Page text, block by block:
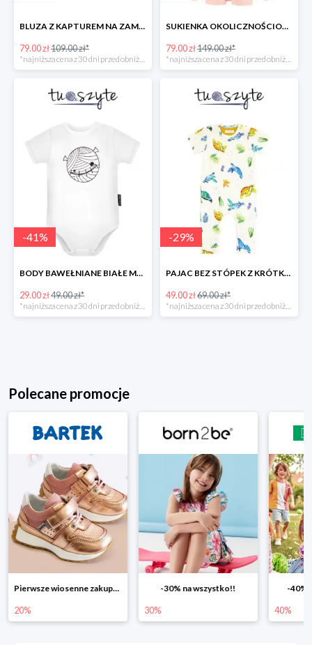
BLUZA Z KAPTUREM NA ZAMEK, MAŁPKA w super cenie
79.00 zł109.00 zł*
SUKIENKA OKOLICZNOŚCIOWA ŻAKARDOWA w super cenie
79.00 zł149.00 zł*
-41%
BODY BAWEŁNIANE BIAŁE MUMIA KRÓTKI RĘKAW w super cenie
29.00 zł49.00 zł*
*najniższa cena z 30 dni przed obniżką
-29%
PAJAC BEZ STÓPEK Z KRÓTKIM RĘKAWEM ŻÓŁWIE
49.00 zł69.00 zł*
*najniższa cena z 30 dni przed obniżką
Polecane promocje
Pierwsze wiosenne zakupy -20%
20%
-30% na wszystko!!
30%
-40%
40%